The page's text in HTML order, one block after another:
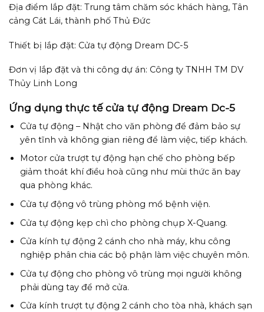
Địa điểm lắp đặt: Trung tâm chăm sóc khách hàng, Tân
cảng Cát Lái, thành phố Thủ Đức
Thiết bị lắp đặt: Cửa tự động Dream DC-5
Đơn vị lắp đặt và thi công dự án: Công ty TNHH TM DV
Thủy Linh Long
Ứng dụng thực tế cửa tự động Dream Dc-5
Cửa tự động – Nhật cho văn phòng để đảm bảo sự
yên tĩnh và không gian riêng để làm việc, tiếp khách.
Motor cửa trượt tự động hạn chế cho phòng bếp
giảm thoát khí điều hoà cũng như mùi thức ăn bay
qua phòng khác.
Cửa tự động vô trùng phòng mổ bệnh viện.
Cửa tự động kẹp chì cho phòng chụp X-Quang.
Cửa kính tự động 2 cánh cho nhà máy, khu công
nghiệp phân chia các bộ phận làm việc chuyên môn.
Cửa tự động cho phòng vô trùng mọi người không
phải dùng tay để mở cửa.
Cửa kính trượt tự động 2 cánh cho tòa nhà, khách sạn